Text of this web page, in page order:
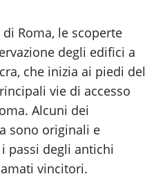
Roma, le scoperte
degli edifici a
che inizia ai piedi del
vie di accesso
Alcuni dei
sono originali e
passi degli antichi
vincitori.